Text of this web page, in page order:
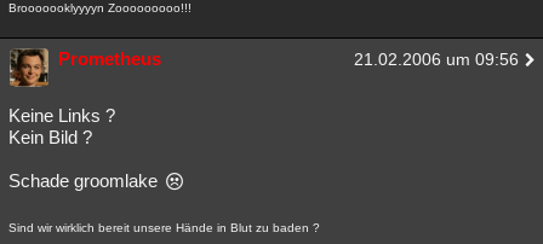
Brooooooklyyyyn Zooooooooo!!!
Prometheus 21.02.2006 um 09:56
Keine Links ?
Kein Bild ?
Schade groomlake
Sind wir wirklich bereit unsere Hände in Blut zu baden ?